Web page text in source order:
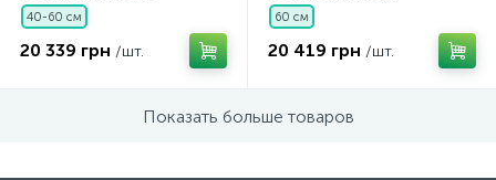
40-60 см
20 339 грн /шт.
60 см
20 419 грн /шт.
Показать больше товаров